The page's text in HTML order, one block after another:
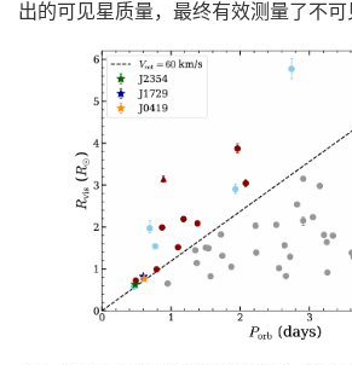
出的可见星质量，最终有效测量了不可